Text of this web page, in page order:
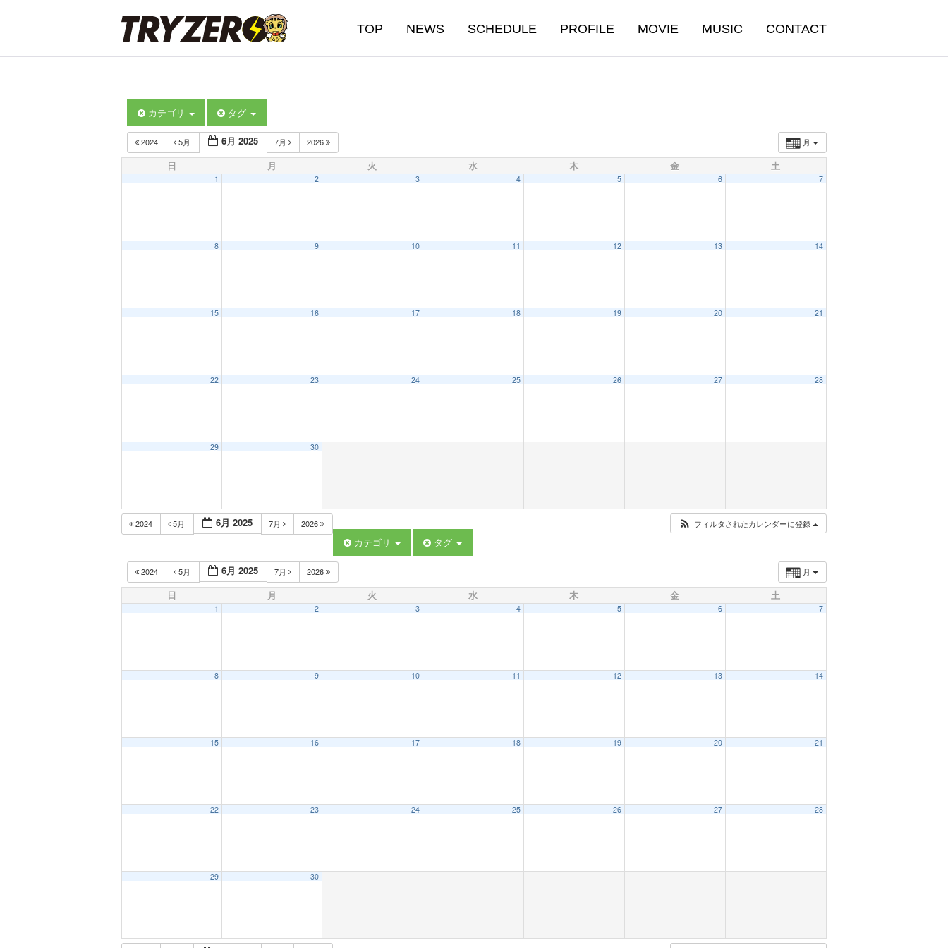
TOP NEWS SCHEDULE PROFILE MOVIE MUSIC CONTACT
カテゴリ タグ
月
2024 5月 6月 2025 7月 2026
日 月 火 水 木 金 土
1 2 3 4 5 6 7
8 9 10 11 12 13 14
15 16 17 18 19 20 21
22 23 24 25 26 27 28
29 30
2024 5月 6月 2025 7月 2026 フィルタされたカレンダーに登録
カテゴリ タグ
月
2024 5月 6月 2025 7月 2026
日 月 火 水 木 金 土
1 2 3 4 5 6 7
8 9 10 11 12 13 14
15 16 17 18 19 20 21
22 23 24 25 26 27 28
29 30